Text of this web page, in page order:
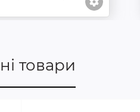
товари